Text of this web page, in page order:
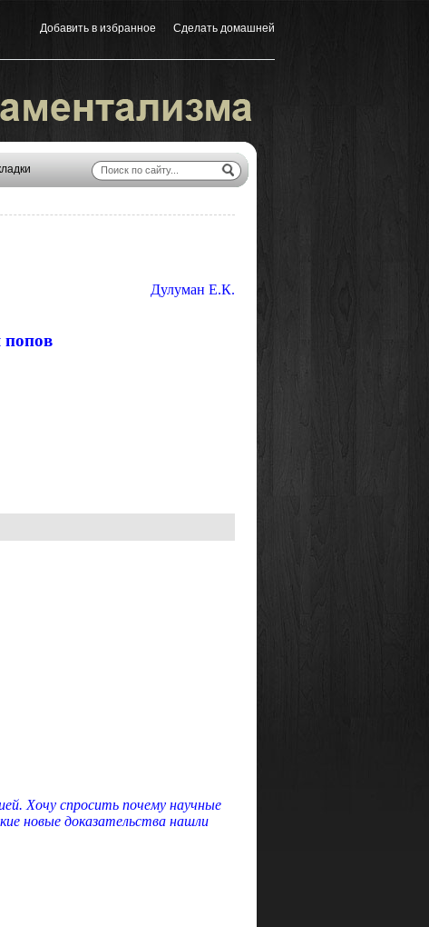
Сделать домашней
Добавить в избранное
Дулуман Е.К.
попов
Хочу спросить почему научные
новые доказательства нашли